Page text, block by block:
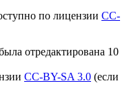
по лицензии CC-
отредактирована 10
CC-BY-SA 3.0 (если